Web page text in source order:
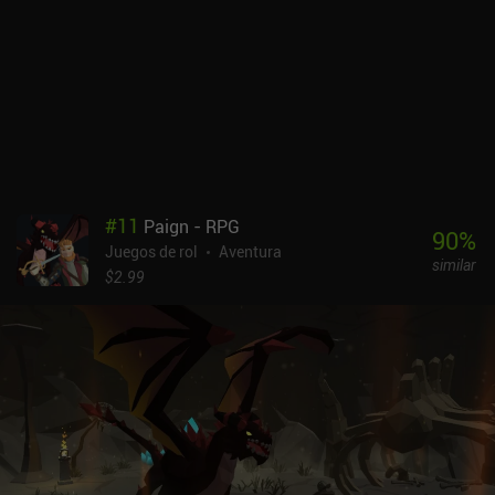
en el género de las aventuras.
#11 Paign - RPG
Juegos de rol
Aventura
$2.99
90%
similar